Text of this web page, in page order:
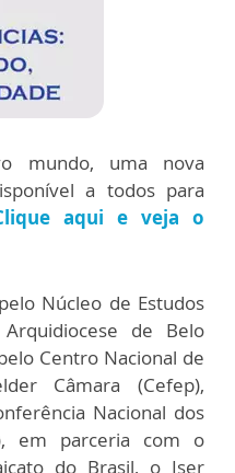
mundo, uma nova
a todos para
aqui e veja o
Núcleo de Estudos
de Belo
Centro Nacional de
Câmara (Cefep),
Nacional dos
em parceria com o
do Brasil, o Iser